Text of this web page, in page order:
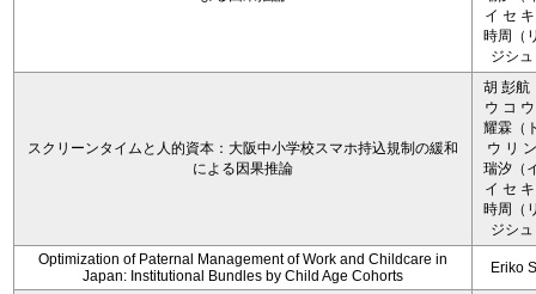
イ セ
時周（
ジシ
スクリーンタイムと人的資本：大阪中小学校スマホ持込規制の緩和
による因果推論
胡 彭航
ウ コ
耀霖（
ウ リ
瑞汐（
イ セ
時周（
ジシ
Optimization of Paternal Management of Work and Childcare in
Japan: Institutional Bundles by Child Age Cohorts
Eriko